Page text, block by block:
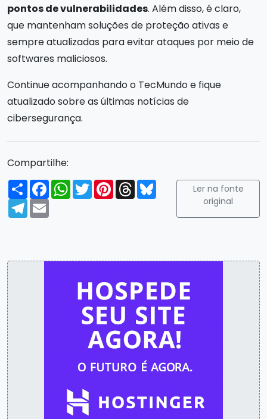
pontos de vulnerabilidades. Além disso, é claro,
que mantenham soluções de proteção ativas e
sempre atualizadas para evitar ataques por meio de
softwares maliciosos.
Continue acompanhando o TecMundo e fique
atualizado sobre as últimas notícias de
cibersegurança.
Compartilhe:
Compartilhar
FacebookWhatsApp
TwitterPinterest
ThreadsBluesky
Telegram
Email
Ler na fonte
original